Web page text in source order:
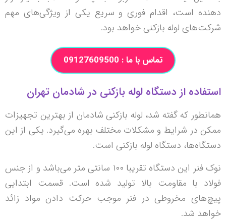
دهنده است، اقدام فوری و سریع یکی از ویژگی‌های مهم
شرکت‌های لوله بازکنی خواهد بود.
تماس با ما : 09127609500
استفاده از دستگاه لوله بازکنی در شادمان تهران
همانطور که گفته شد، لوله بازکنی شادمان از بهترین تجهیزات
ممکن در شرایط و مشکلات مختلف بهره می‌گیرد. یکی از این
دستگاه‌ها، دستگاه لوله بازکنی است.
نوک فنر این دستگاه تقریبا ۱۰۰ سانتی متر می‌باشد و از جنس
فولاد با مقاومت بالا تولید شده است. قسمت ابتدایی
پیچ‌های مخروطی در فنر موجب حرکت دادن مواد زائد
خواهد شد.